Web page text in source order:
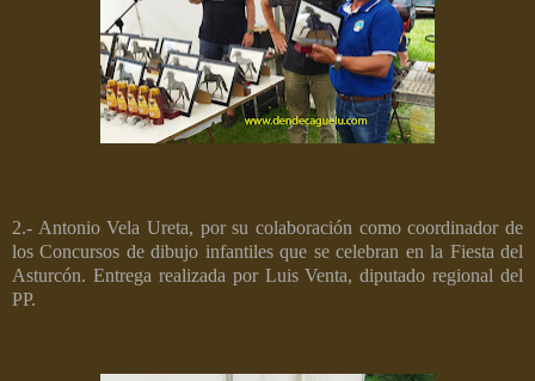
2.- Antonio Vela Ureta, por su colaboración como coordinador de
los Concursos de dibujo infantiles que se celebran en la Fiesta del
Asturcón. Entrega realizada por Luis Venta, diputado regional del
PP.